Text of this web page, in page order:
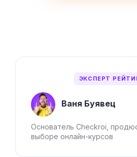
ЭКСПЕРТ
Ваня Буявец
Основатель Checkroi,
выборе онлайн-курсов